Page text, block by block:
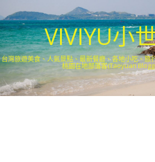
VIVIYU小
台灣旅遊美食、人氣景點、最新餐廳、各地小吃、旅
桃園在地部落客(Taoyuan